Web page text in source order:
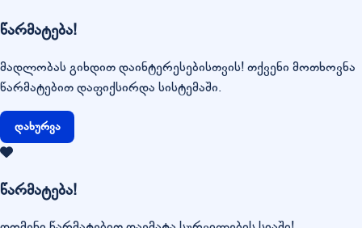
წარმატება!
მადლობას გიხდით დაინტერესებისთვის! თქვენი მოთხოვნა
წარმატებით დაფიქსირდა სისტემაში.
დახურვა
წარმატება!